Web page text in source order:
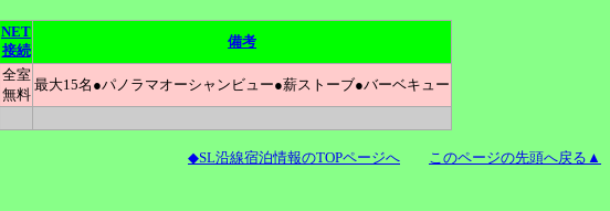
NET
接続
備考
全室
無料
最大15名●パノラマオーシャンビュー●薪ストーブ●バーベキュー
◆SL沿線宿泊情報のTOPページへ このページの先頭へ戻る▲